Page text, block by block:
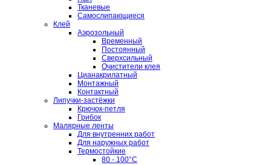
Тканевые
Самослипающиеся
Клей
Аэрозольный
Временный
Постоянный
Сверхсильный
Очистители клея
Цианакрилатный
Монтажный
Контактный
Липучки-застёжки
Крючок-петля
Грибок
Малярные ленты
Для внутренних работ
Для наружных работ
Термостойкие
80 - 100°C